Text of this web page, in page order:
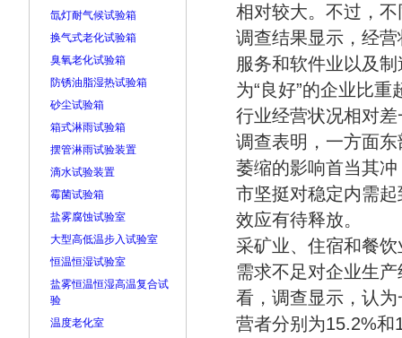
氙灯耐气候试验箱
换气式老化试验箱
臭氧老化试验箱
防锈油脂湿热试验箱
砂尘试验箱
箱式淋雨试验箱
摆管淋雨试验装置
滴水试验装置
霉菌试验箱
盐雾腐蚀试验室
大型高低温步入试验室
恒温恒湿试验室
盐雾恒温恒湿高温复合试
验
温度老化室
相对较大。不过，
调查结果显示，经
服务和软件业以及
为“良好”的企业比
行业经营状况相对
调查表明，一方面
萎缩的影响首当其
市坚挺对稳定内需
效应有待释放。
采矿业、住宿和餐
需求不足对企业生
看，调查显示，认
营者分别为15.2%和